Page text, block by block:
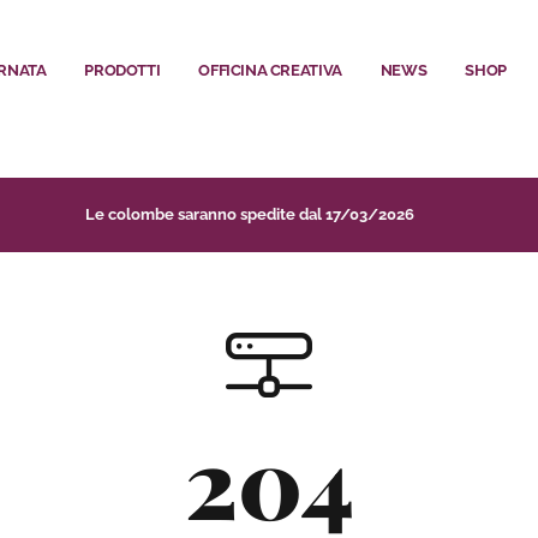
PRODOTTI OFFICINA CREATIVA NEWS SHOP
Le colombe saranno spedite dal 17/03/2026
204